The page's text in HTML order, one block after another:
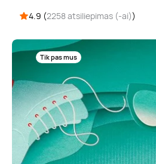
4.9 (2258 atsiliepimas (-ai))
Tik pas mus